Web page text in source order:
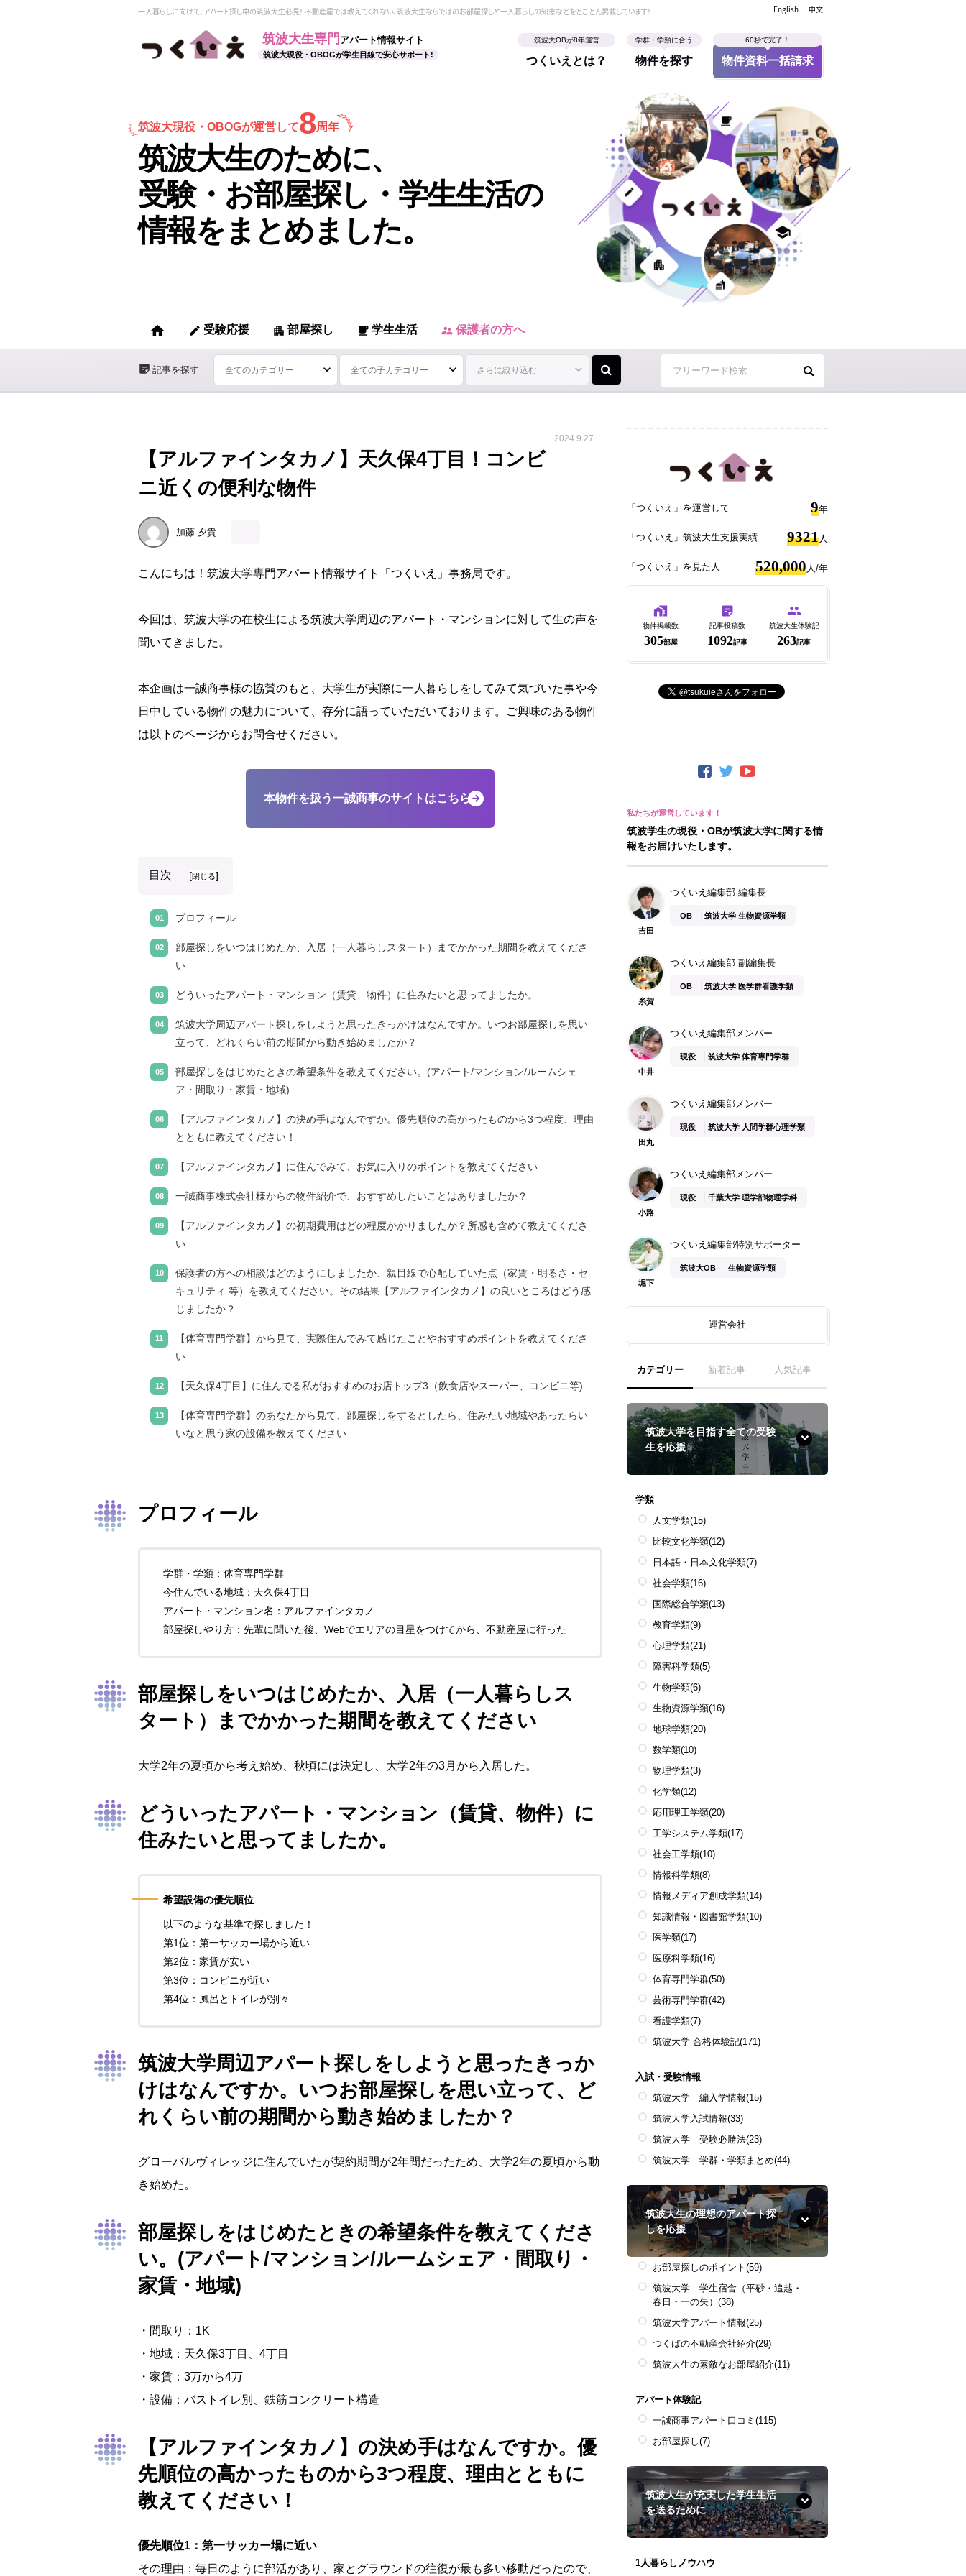
一人暮らしに向けて、アパート探し中の筑波大生必見！ 不動産屋では教えてくれない、筑波大生ならではのお部屋探しや一人暮らしの知恵などをとことん掲載しています！ English 中文
筑波大生専門 アパート情報サイト
筑波大現役・OBOGが学生目線で安心サポート!
筑波大OBが8年運営
つくいえとは？
学群・学類に合う
物件を探す
60秒で完了！
物件資料一括請求
筑波大現役・ OBOGが運営して8周年
筑波大生のために、
受験・お部屋探し・学生生活の
情報をまとめました。
home edit 受験応援 apartment 部屋探し local_cafe 学生生活 supervisor_account 保護者の方へ
sticky_note_2 記事を探す
2024.9.27
【アルファインタカノ】天久保4丁目！コンビ
ニ近くの便利な物件
加藤 夕貴
こんにちは！筑波大学専門アパート情報サイト「つくいえ」事務局です。
今回は、筑波大学の在校生による筑波大学周辺のアパート・マンションに対して生の声を
聞いてきました。
本企画は一誠商事様の協賛のもと、大学生が実際に一人暮らしをしてみて気づいた事や今
日中している物件の魅力について、存分に語っていただいております。ご興味のある物件
は以下のページからお問合せください。
本物件を扱う一誠商事のサイトはこちら
目次 [閉じる]
プロフィール
部屋探しをいつはじめたか、入居（一人暮らしスタート）までかかった期間を教えてくださ
い
どういったアパート・マンション（賃貸、物件）に住みたいと思ってましたか。
筑波大学周辺アパート探しをしようと思ったきっかけはなんですか。いつお部屋探しを思い
立って、どれくらい前の期間から動き始めましたか？
部屋探しをはじめたときの希望条件を教えてください。(アパート/マンション/ルームシェ
ア・間取り・家賃・地域)
【アルファインタカノ】の決め手はなんですか。優先順位の高かったものから3つ程度、理由
とともに教えてください！
【アルファインタカノ】に住んでみて、お気に入りのポイントを教えてください
一誠商事株式会社様からの物件紹介で、おすすめしたいことはありましたか？
【アルファインタカノ】の初期費用はどの程度かかりましたか？所感も含めて教えてくださ
い
保護者の方への相談はどのようにしましたか、親目線で心配していた点（家賃・明るさ・セ
キュリティ 等）を教えてください。その結果【アルファインタカノ】の良いところはどう感
じましたか？
【体育専門学群】から見て、実際住んでみて感じたことやおすすめポイントを教えてくださ
い
【天久保4丁目】に住んでる私がおすすめのお店トップ3（飲食店やスーパー、コンビニ等)
【体育専門学群】のあなたから見て、部屋探しをするとしたら、住みたい地域やあったらい
いなと思う家の設備を教えてください
プロフィール
学群・学類：体育専門学群
今住んでいる地域：天久保4丁目
アパート・マンション名：アルファインタカノ
部屋探しやり方：先輩に聞いた後、Webでエリアの目星をつけてから、不動産屋に行った
部屋探しをいつはじめたか、入居（一人暮らしス
タート）までかかった期間を教えてください
大学2年の夏頃から考え始め、秋頃には決定し、大学2年の3月から入居した。
どういったアパート・マンション（賃貸、物件）に
住みたいと思ってましたか。
希望設備の優先順位
以下のような基準で探しました！
第1位：第一サッカー場から近い
第2位：家賃が安い
第3位：コンビニが近い
第4位：風呂とトイレが別々
筑波大学周辺アパート探しをしようと思ったきっか
けはなんですか。いつお部屋探しを思い立って、ど
れくらい前の期間から動き始めましたか？
グローバルヴィレッジに住んでいたが契約期間が2年間だったため、大学2年の夏頃から動
き始めた。
部屋探しをはじめたときの希望条件を教えてくださ
い。(アパート/マンション/ルームシェア・間取り・
家賃・地域)
・間取り：1K
・地域：天久保3丁目、4丁目
・家賃：3万から4万
・設備：バストイレ別、鉄筋コンクリート構造
【アルファインタカノ】 の決め手はなんですか。優
先順位の高かったものから3つ程度、理由とともに
教えてください！
優先順位1：第一サッカー場に近い
その理由：毎日のように部活があり、家とグラウンドの往復が最も多い移動だったので、
「つくいえ」を運営して 9年
「つくいえ」筑波大生支援実績 9321 人
「つくいえ」を見た人 520,000 人/年
物件掲載数
305部屋
記事投稿数
1092記事
筑波大生体験記
263記事
筑波学生の現役・OBが筑波大学に関する情
報をお届けいたします。
吉田
つくいえ編集部 編集長
OB 筑波大学 生物資源学類
糸賀
つくいえ編集部 副編集長
OB 筑波大学 医学群看護学類
中井
つくいえ編集部メンバー
現役 筑波大学 体育専門学群
田丸
つくいえ編集部メンバー
現役 筑波大学 人間学群心理学類
小路
つくいえ編集部メンバー
現役 千葉大学 理学部物理学科
堀下
つくいえ編集部特別サポーター
筑波大OB 生物資源学類
運営会社
カテゴリー 新着記事 人気記事
筑波大学を目指す全ての受験
生を応援
学類
人文学類(15)
比較文化学類(12)
日本語・日本文化学類(7)
社会学類(16)
国際総合学類(13)
教育学類(9)
心理学類(21)
障害科学類(5)
生物学類(6)
生物資源学類(16)
地球学類(20)
数学類(10)
物理学類(3)
化学類(12)
応用理工学類(20)
工学システム学類(17)
社会工学類(10)
情報科学類(8)
情報メディア創成学類(14)
知識情報・図書館学類(10)
医学類(17)
医療科学類(16)
体育専門学群(50)
芸術専門学群(42)
看護学類(7)
筑波大学 合格体験記(171)
入試・受験情報
筑波大学 編入学情報(15)
筑波大学入試情報(33)
筑波大学 受験必勝法(23)
筑波大学 学群・学類まとめ(44)
筑波大生の理想のアパート探
しを応援
お部屋探しのポイント (59)
筑波大学 学生宿舎（平砂・追越・
春日・一の矢） (38)
筑波大学アパート情報(25)
つくばの不動産会社紹介(29)
筑波大生の素敵なお部屋紹介(11)
アパート体験記
一誠商事アパート口コミ (115)
お部屋探し(7)
筑波大生が充実した学生生活
を送るために
1人暮らしノウハウ